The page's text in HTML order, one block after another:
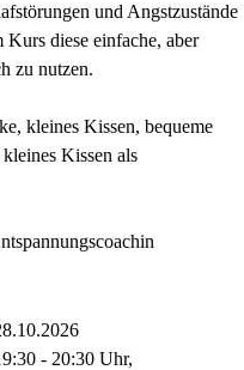
und Angstzustände
diese einfache, aber
zu nutzen.
kleines Kissen, bequeme
Kissen als
- 20:30 Uhr,